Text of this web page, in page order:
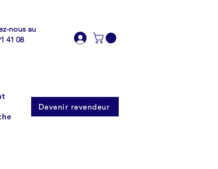
nous au
41 08
Devenir revendeur